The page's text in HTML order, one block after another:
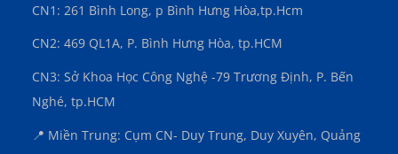
CN1: 261 Bình Long, p Bình Hưng Hòa,tp.Hcm
CN2: 469 QL1A, P. Bình Hưng Hòa, tp.HCM
CN3: Sở Khoa Học Công Nghệ -79 Trương Định, P. Bến
Nghé, tp.HCM
📍 Miền Trung: Cụm CN- Duy Trung, Duy Xuyên, Quảng